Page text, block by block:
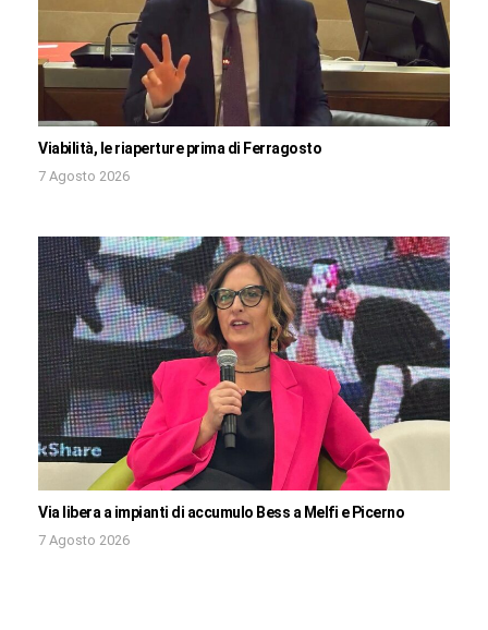
Viabilità, le riaperture prima di Ferragosto
7 Agosto 2026
Via libera a impianti di accumulo Bess a Melfi e Picerno
7 Agosto 2026